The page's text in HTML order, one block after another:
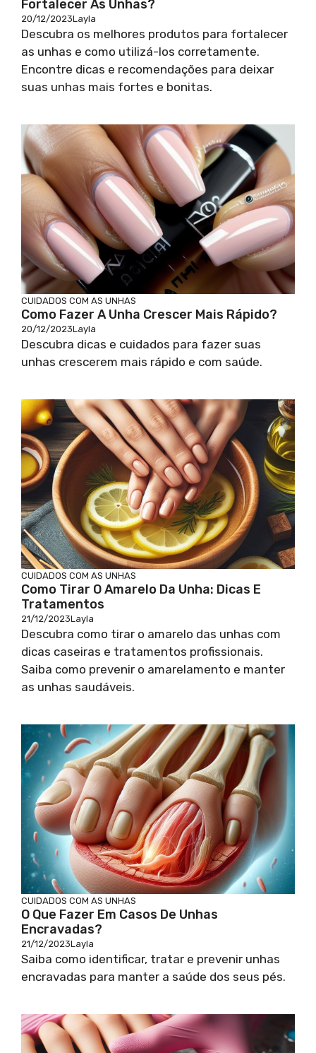
Fortalecer As Unhas?
20/12/2023Layla
Descubra os melhores produtos para fortalecer
as unhas e como utilizá-los corretamente.
Encontre dicas e recomendações para deixar
suas unhas mais fortes e bonitas.
CUIDADOS COM AS UNHAS
Como Fazer A Unha Crescer Mais Rápido?
20/12/2023Layla
Descubra dicas e cuidados para fazer suas
unhas crescerem mais rápido e com saúde.
CUIDADOS COM AS UNHAS
Como Tirar O Amarelo Da Unha: Dicas E
Tratamentos
21/12/2023Layla
Descubra como tirar o amarelo das unhas com
dicas caseiras e tratamentos profissionais.
Saiba como prevenir o amarelamento e manter
as unhas saudáveis.
CUIDADOS COM AS UNHAS
O Que Fazer Em Casos De Unhas
Encravadas?
21/12/2023Layla
Saiba como identificar, tratar e prevenir unhas
encravadas para manter a saúde dos seus pés.